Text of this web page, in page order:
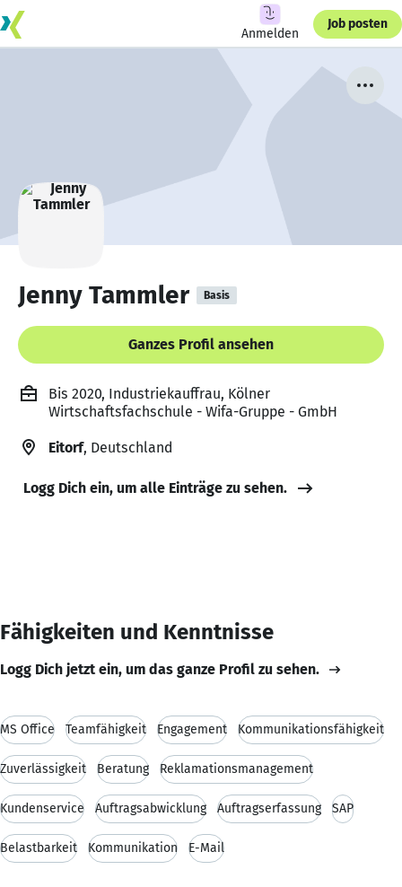
Anmelden
Job posten
Jenny Tammler Basis
Ganzes Profil ansehen
Bis 2020, Industriekauffrau, Kölner
Wirtschaftsfachschule - Wifa-Gruppe - GmbH
Eitorf, Deutschland
Logg Dich ein, um alle Einträge zu sehen.
Fähigkeiten und Kenntnisse
Logg Dich jetzt ein, um das ganze Profil zu sehen.
MS Office Teamfähigkeit Engagement Kommunikationsfähigkeit
Zuverlässigkeit Beratung Reklamationsmanagement
Kundenservice Auftragsabwicklung Auftragserfassung SAP
Belastbarkeit Kommunikation E-Mail